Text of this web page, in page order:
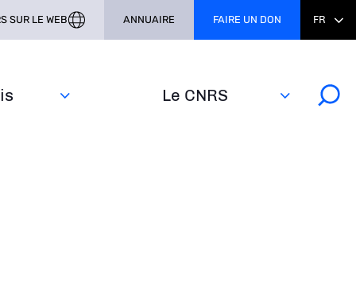
Le CNRS
SUR LE WEB ANNUAIRE FAIRE UN DON FR